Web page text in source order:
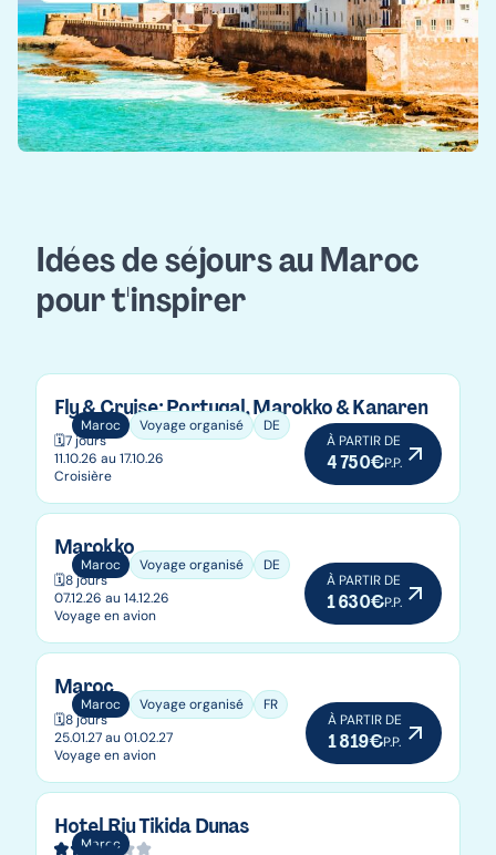
Idées de séjours au Maroc
pour t'inspirer
Maroc Voyage organisé DE
Fly & Cruise: Portugal, Marokko & Kanaren
🗓️7 jours
11.10.26 au 17.10.26
Croisière
À PARTIR DE
4 750€P.P.
Maroc Voyage organisé DE
Marokko
🗓️8 jours
07.12.26 au 14.12.26
Voyage en avion
À PARTIR DE
1 630€P.P.
Maroc Voyage organisé FR
Maroc
🗓️8 jours
25.01.27 au 01.02.27
Voyage en avion
À PARTIR DE
1 819€P.P.
Maroc
Hotel Riu Tikida Dunas